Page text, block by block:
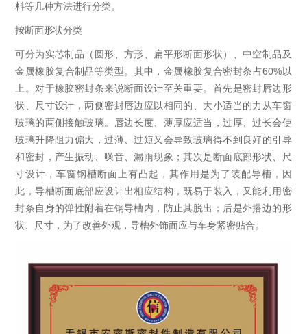
料等几种方法进行分类。
按断面形状分类
可分为实芯制品（圆形、方形、扁平形断面形状）、中空制品及
金属橡胶复合制品等类型。其中，金属橡胶复合密封条占60%以
上。对于橡胶密封条来说断面设计至关重要。首先是密封唇边形
状、尺寸设计，两侧密封唇边应以相同的、大小适当的力从车窗
玻璃的两侧接触玻璃。唇边长度、薄厚应适当，过厚、过长会使
玻璃升降阻力偏大，过薄、过短又会导致玻璃得不到良好的引导
和密封，产生振动、噪音、漏雨现象；其次是断面底部形状、尺
寸设计，车窗钢槽断面上有凸起，其作用是为了装配导槽，因
此，导槽断面底部应设计出相应结构，既易于装入，又能利用密
封条自身的弹性附着在钢导槽内，防止其脱出；后是外搭边的形
状、尺寸，为了改善外观，导槽外饰面应与车身紧密贴合。